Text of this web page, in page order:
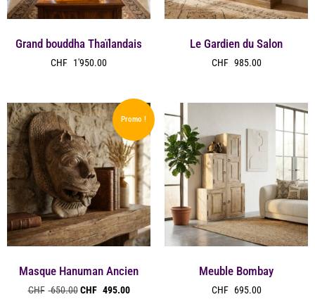
Grand bouddha Thaïlandais
CHF 1'950.00
Le Gardien du Salon
CHF 985.00
Promo !
Masque Hanuman Ancien
CHF 650.00 CHF 495.00
Meuble Bombay
CHF 695.00